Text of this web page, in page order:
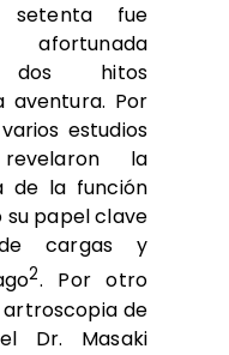
fue
dos hitos
aventura. Por
estudios
la
de la función
su papel clave
cargas y
2. Por otro
artroscopia de
Dr. Masaki